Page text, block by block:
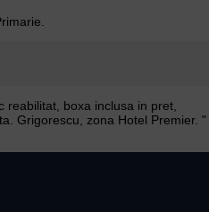
reabilitat, boxa inclusa in pret,
Grigorescu, zona Hotel Premier. "